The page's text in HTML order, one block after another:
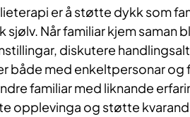
er å støtte dykk som
Når familiar kjem saman
diskutere
både med enkeltpersonar og
familiar med liknande
opplevinga og støtte